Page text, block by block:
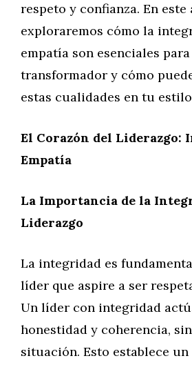
respeto y confianza. En
exploraremos cómo la
empatía son esenciales
transformador y cómo
estas cualidades en tu
El Corazón del Liderazgo:
Empatía
La Importancia de la
Liderazgo
La integridad es
líder que aspire a ser
Un líder con integridad
honestidad y coherencia,
situación. Esto establece